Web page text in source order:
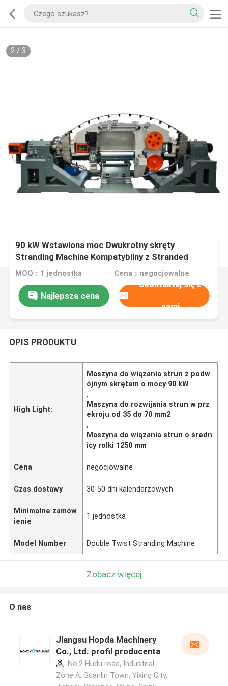
3/ 3
90 kW Wstawiona moc Dwukrotny skręty
Stranding Machine Kompatybilny z Stranded
Sekcja 35 do 70mm2 Węzeł 1250mm średnica
MOQ：1 jednostka Cena：negocjowalne
Najlepsza cena
Skontaktuj się z
nami
OPIS PRODUKTU
High Light:
Maszyna do wiązania strun z podw
ójnym skrętem o mocy 90 kW
,
Maszyna do rozwijania strun w prz
ekroju od 35 do 70 mm2
,
Maszyna do wiązania strun o średn
icy rolki 1250 mm
Cena negocjowalne
Czas dostawy 30-50 dni kalendarzowych
Minimalne zamów
ienie
1 jednostka
Model Number Double Twist Stranding Machine
Zobacz więcej
O nas
Jiangsu Hopda Machinery
Co., Ltd. profil producenta
No.2 Hudu road, Industrial
Zone A, Guanlin Town, Yixing City,